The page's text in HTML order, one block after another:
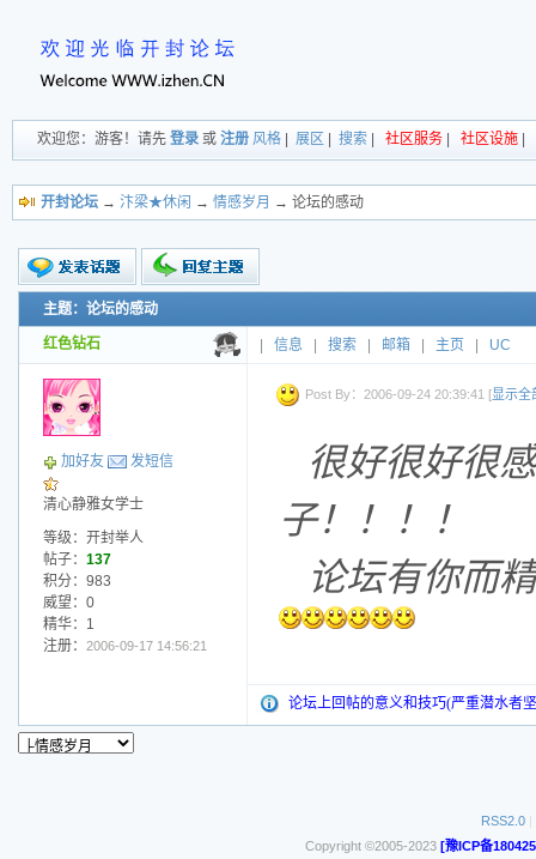
欢迎您：游客！请先 登录 或 注册 风格 展区 搜索 社区服务 社区设施
开封论坛 → 汴梁★休闲 → 情感岁月 → 论坛的感动
新的主题
投票帖
交易帖
小字报
主题：论坛的感动
红色钻石 信息 搜索 邮箱 主页 UC
加好友 发短信
清心静雅女学士
等级：开封举人
帖子： 137
积分：983
威望：0
精华：1
注册： 2006-09-17 14:56:21
Post By：2006-09-24 20:39:41 [显示全
很好很好很
子！！！！
论坛有你而
论坛上回帖的意义和技巧(严重潜水者
RSS2.0 |
Copyright ©2005-2023 [豫ICP备